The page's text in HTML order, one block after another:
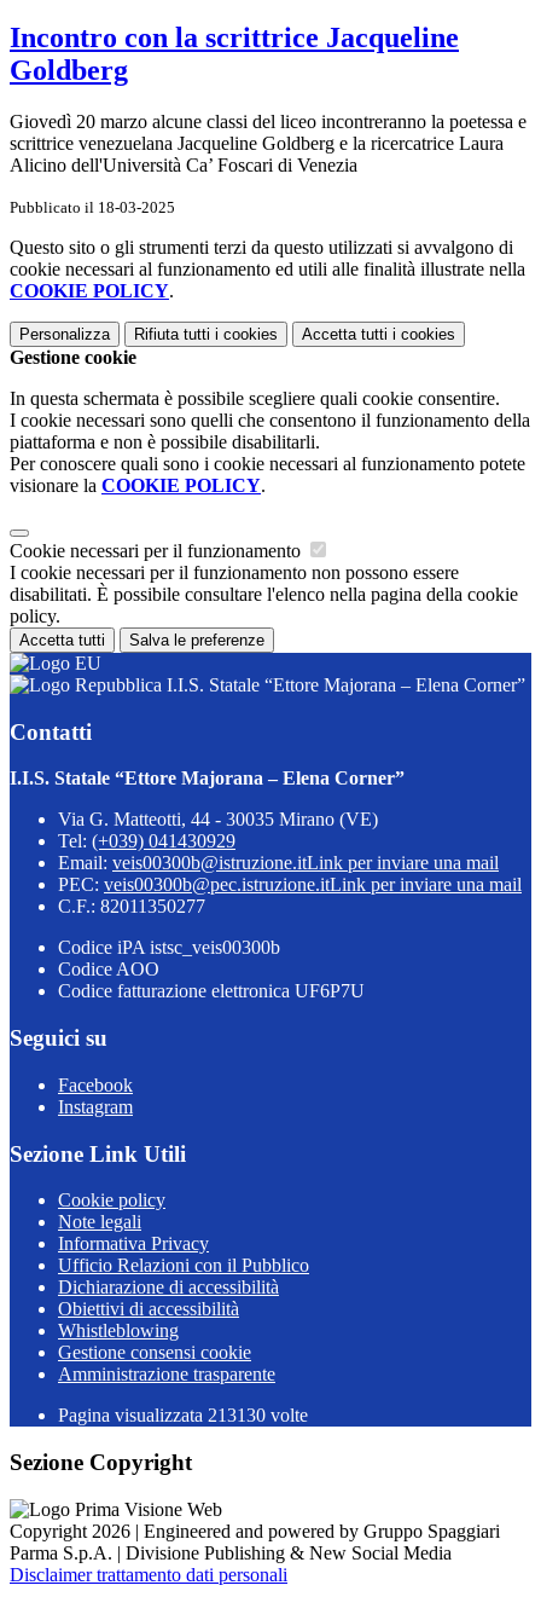
Incontro con la scrittrice Jacqueline
Goldberg
Giovedì 20 marzo alcune classi del liceo incontreranno la poetessa e
scrittrice venezuelana Jacqueline Goldberg e la ricercatrice Laura
Alicino dell'Università Ca’ Foscari di Venezia
Pubblicato il 18-03-2025
Questo sito o gli strumenti terzi da questo utilizzati si avvalgono di
cookie necessari al funzionamento ed utili alle finalità illustrate nella
COOKIE POLICY.
Personalizza Rifiuta tutti i cookies Accetta tutti i cookies
Gestione cookie
In questa schermata è possibile scegliere quali cookie consentire.
I cookie necessari sono quelli che consentono il funzionamento della
piattaforma e non è possibile disabilitarli.
Per conoscere quali sono i cookie necessari al funzionamento potete
visionare la COOKIE POLICY.
Cookie necessari per il funzionamento
I cookie necessari per il funzionamento non possono essere
disabilitati. È possibile consultare l'elenco nella pagina della cookie
policy.
Accetta tutti Salva le preferenze
I.I.S. Statale “Ettore Majorana – Elena Corner”
Contatti
I.I.S. Statale “Ettore Majorana – Elena Corner”
Via G. Matteotti, 44 - 30035 Mirano (VE)
Tel: (+039) 041430929
Email: veis00300b@istruzione.itLink per inviare una mail
PEC: veis00300b@pec.istruzione.itLink per inviare una mail
C.F.: 82011350277
Codice iPA istsc_veis00300b
Codice AOO
Codice fatturazione elettronica UF6P7U
Seguici su
Facebook
Instagram
Sezione Link Utili
Cookie policy
Note legali
Informativa Privacy
Ufficio Relazioni con il Pubblico
Dichiarazione di accessibilità
Obiettivi di accessibilità
Whistleblowing
Gestione consensi cookie
Amministrazione trasparente
Pagina visualizzata 213130 volte
Sezione Copyright
Copyright 2026 | Engineered and powered by Gruppo Spaggiari
Parma S.p.A. | Divisione Publishing & New Social Media
Disclaimer trattamento dati personali